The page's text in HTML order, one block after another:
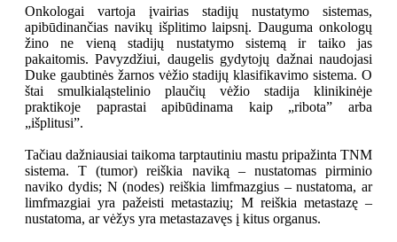
Onkologai vartoja įvairias stadijų nustatymo sistemas,
apibūdinančias navikų išplitimo laipsnį. Dauguma onkologų
žino ne vieną stadijų nustatymo sistemą ir taiko jas
pakaitomis. Pavyzdžiui, daugelis gydytojų dažnai naudojasi
Duke gaubtinės žarnos vėžio stadijų klasifikavimo sistema. O
štai smulkialąstelinio plaučių vėžio stadija klinikinėje
praktikoje paprastai apibūdinama kaip „ribota” arba
„išplitusi”.
Tačiau dažniausiai taikoma tarptautiniu mastu pripažinta TNM
sistema. T (tumor) reiškia naviką – nustatomas pirminio
naviko dydis; N (nodes) reiškia limfmazgius – nustatoma, ar
limfmazgiai yra pažeisti metastazių; M reiškia metastazę –
nustatoma, ar vėžys yra metastazavęs į kitus organus.